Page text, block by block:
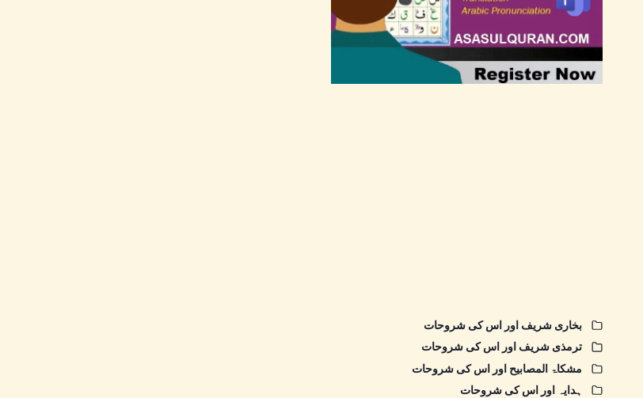
بخاری شریف اور اس کی شروحات
ترمذی شریف اور اس کی شروحات
مشکاۃ المصابیح اور اس کی شروحات
ہدایہ اور اس کی شروحات